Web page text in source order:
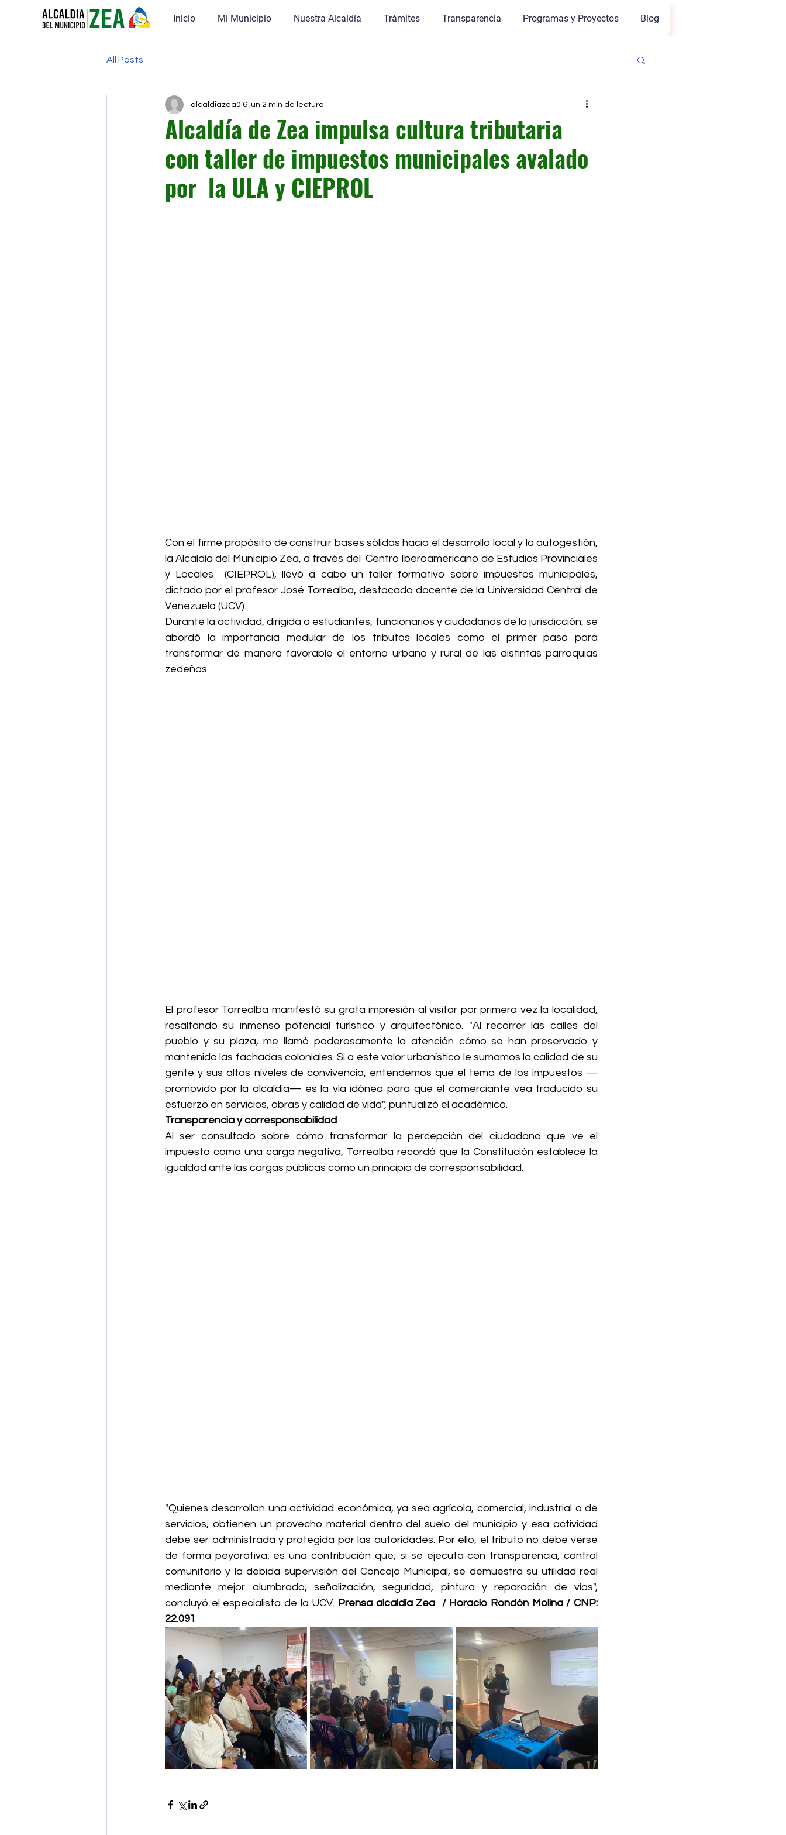
Inicio Mi Municipio Nuestra Alcaldía Trámites Transparencia Programas y Proyectos Blog
All Posts
Alcaldía de Zea impulsa cultura tributaria
con taller de impuestos municipales avalado
por la ULA y CIEPROL
alcaldiazea0 6 jun 2 min de lectura
Con el firme propósito de construir bases sólidas hacia el desarrollo local y la autogestión,
la Alcaldía del Municipio Zea, a través del  Centro Iberoamericano de Estudios Provinciales
y Locales  (CIEPROL), llevó a cabo un taller formativo sobre impuestos municipales,
dictado por el profesor José Torrealba, destacado docente de la Universidad Central de
Venezuela (UCV).
Durante la actividad, dirigida a estudiantes, funcionarios y ciudadanos de la jurisdicción, se
abordó la importancia medular de los tributos locales como el primer paso para
transformar de manera favorable el entorno urbano y rural de las distintas parroquias
zedeñas.
El profesor Torrealba manifestó su grata impresión al visitar por primera vez la localidad,
resaltando su inmenso potencial turístico y arquitectónico. "Al recorrer las calles del
pueblo y su plaza, me llamó poderosamente la atención cómo se han preservado y
mantenido las fachadas coloniales. Si a este valor urbanístico le sumamos la calidad de su
gente y sus altos niveles de convivencia, entendemos que el tema de los impuestos —
promovido por la alcaldía— es la vía idónea para que el comerciante vea traducido su
esfuerzo en servicios, obras y calidad de vida", puntualizó el académico.
Transparencia y corresponsabilidad
Al ser consultado sobre cómo transformar la percepción del ciudadano que ve el
impuesto como una carga negativa, Torrealba recordó que la Constitución establece la
igualdad ante las cargas públicas como un principio de corresponsabilidad.
"Quienes desarrollan una actividad económica, ya sea agrícola, comercial, industrial o de
servicios, obtienen un provecho material dentro del suelo del municipio y esa actividad
debe ser administrada y protegida por las autoridades. Por ello, el tributo no debe verse
de forma peyorativa; es una contribución que, si se ejecuta con transparencia, control
comunitario y la debida supervisión del Concejo Municipal, se demuestra su utilidad real
mediante mejor alumbrado, señalización, seguridad, pintura y reparación de vías",
concluyó el especialista de la UCV. Prensa alcaldía Zea  / Horacio Rondón Molina / CNP:
22.091